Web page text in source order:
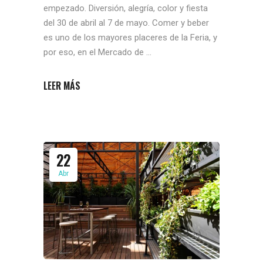
empezado. Diversión, alegría, color y fiesta
del 30 de abril al 7 de mayo. Comer y beber
es uno de los mayores placeres de la Feria, y
por eso, en el Mercado de
LEER MÁS
22
Abr